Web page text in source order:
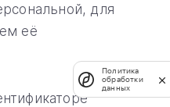
для
её
Политика
обработки
данных